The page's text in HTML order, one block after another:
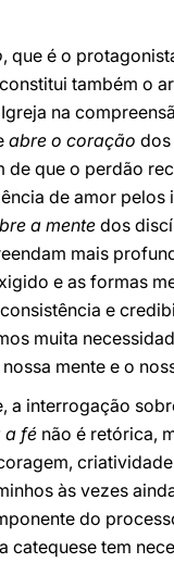
, que é o
também o
na
abre o coração dos
de que o perdão
de amor pelos
a mentedos
mais
e as formas
e
muita
mente e o
a interrogação
a fé não é retórica,
às vezes
do
catequese tem